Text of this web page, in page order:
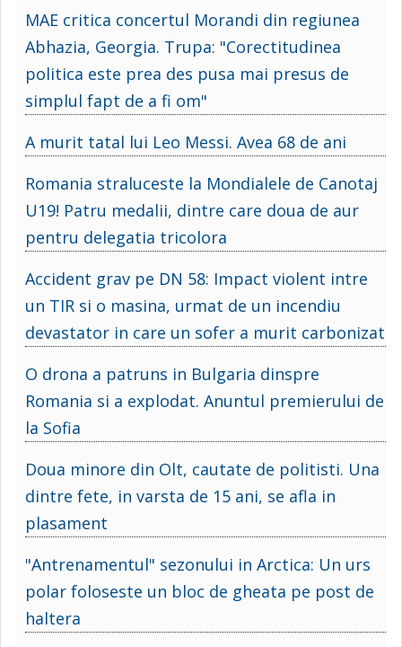
MAE critica concertul Morandi din regiunea
Abhazia, Georgia. Trupa: "Corectitudinea
politica este prea des pusa mai presus de
simplul fapt de a fi om"
A murit tatal lui Leo Messi. Avea 68 de ani
Romania straluceste la Mondialele de Canotaj
U19! Patru medalii, dintre care doua de aur
pentru delegatia tricolora
Accident grav pe DN 58: Impact violent intre
un TIR si o masina, urmat de un incendiu
devastator in care un sofer a murit carbonizat
O drona a patruns in Bulgaria dinspre
Romania si a explodat. Anuntul premierului de
la Sofia
Doua minore din Olt, cautate de politisti. Una
dintre fete, in varsta de 15 ani, se afla in
plasament
"Antrenamentul" sezonului in Arctica: Un urs
polar foloseste un bloc de gheata pe post de
haltera